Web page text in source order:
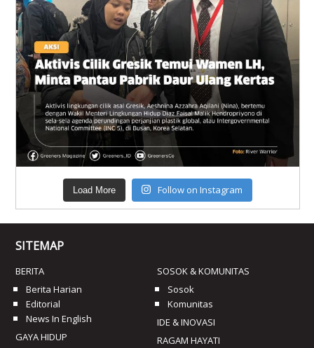
Load More Follow on Instagram
SITEMAP
BERITA
Berita Harian
Editorial
News In English
GAYA HIDUP
SOSOK & KOMUNITAS
Sosok
Komunitas
IDE & INOVASI
RAGAM HAYATI